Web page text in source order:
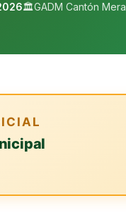
🏛️GADM Cantón Mera